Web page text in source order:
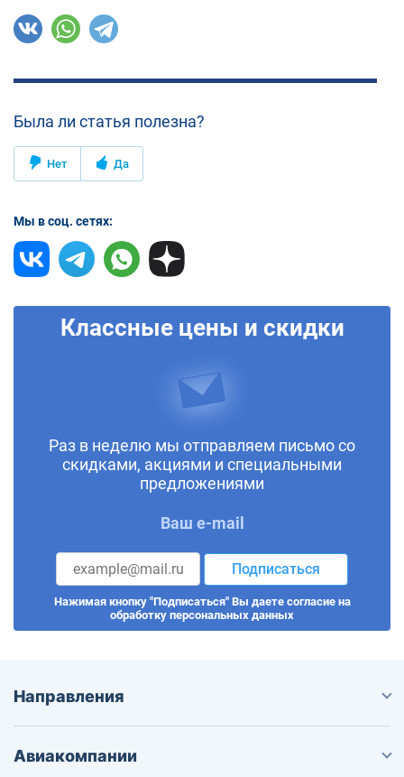
Была ли статья полезна?
Нет Да
Мы в соц. сетях:
Классные цены и скидки
Раз в неделю мы отправляем письмо со
скидками, акциями и специальными
предложениями
Ваш e-mail
Подписаться
Нажимая кнопку "Подписаться" Вы даете согласие на
обработку персональных данных
Направления
Авиакомпании